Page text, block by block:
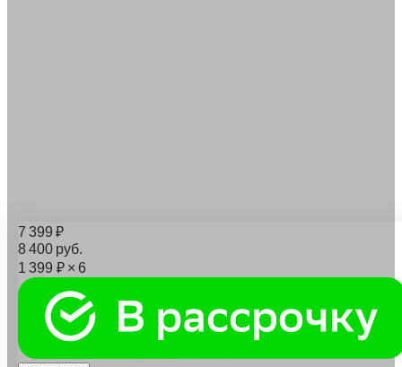
7 399 ₽
8 400 руб.
1 399 ₽ × 6